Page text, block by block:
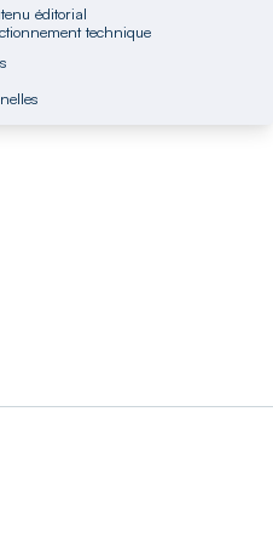
éditorial
technique